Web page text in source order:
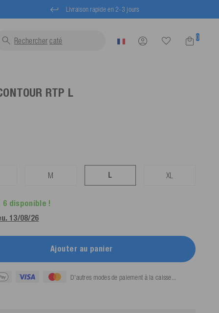
Livraison rapide en 2-3 jours
Rechercher gilets... 0
RTP L
M L XL
6 disponible !
13/08/26
Ajouter au panier
D'autres modes de paiement à la caisse...